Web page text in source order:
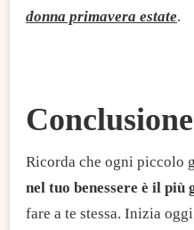
donna primavera estate.
Conclusione
Ricorda che ogni piccolo
nel tuo benessere è il più
fare a te stessa. Inizia